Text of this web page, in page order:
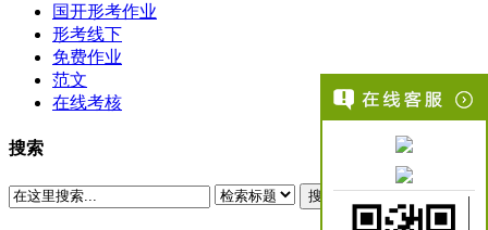
国开形考作业
形考线下
免费作业
范文
在线考核
搜索
搜索